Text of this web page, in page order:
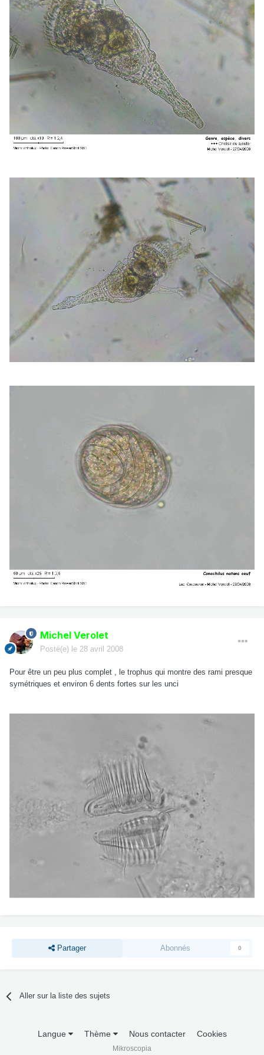
Michel Verolet
Posté(e) le 28 avril 2008
Pour être un peu plus complet , le trophus qui montre des rami presque
symétriques et environ 6 dents fortes sur les unci
Partager Abonnés 0
Aller sur la liste des sujets
Langue Thème Nous contacter Cookies
Mikroscopia